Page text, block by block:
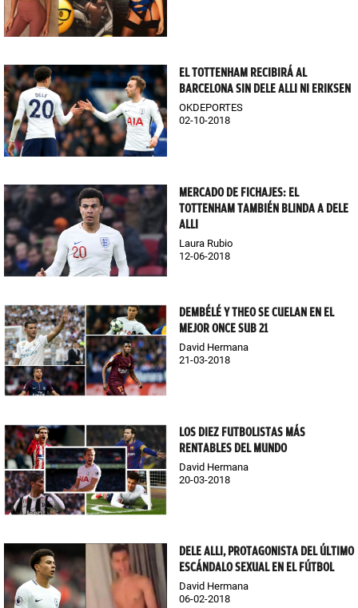
EL TOTTENHAM RECIBIRÁ AL
BARCELONA SIN DELE ALLI NI ERIKSEN
OKDEPORTES
02-10-2018
MERCADO DE FICHAJES: EL
TOTTENHAM TAMBIÉN BLINDA A DELE
ALLI
Laura Rubio
12-06-2018
DEMBÉLÉ Y THEO SE CUELAN EN EL
MEJOR ONCE SUB 21
David Hermana
21-03-2018
LOS DIEZ FUTBOLISTAS MÁS
RENTABLES DEL MUNDO
David Hermana
20-03-2018
DELE ALLI, PROTAGONISTA DEL ÚLTIMO
ESCÁNDALO SEXUAL EN EL FÚTBOL
David Hermana
06-02-2018